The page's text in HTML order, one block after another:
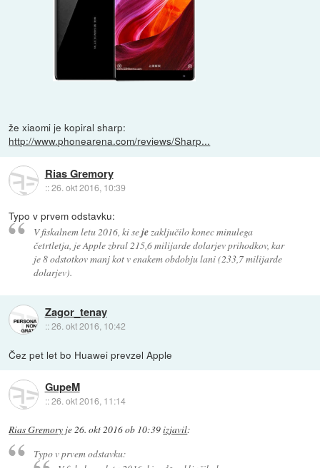
že xiaomi je kopiral sharp:
http://www.phonearena.com/reviews/Sharp...
Rias Gremory
::26. okt 2016, 10:39
Typo v prvem odstavku:
V fiskalnem letu 2016, ki sejezaključilo konec minulega
četrtletja, je Apple zbral 215,6 milijarde dolarjev prihodkov, kar
je 8 odstotkov manj kot v enakem obdobju lani (233,7 milijarde
dolarjev).
Zagor_tenay
::26. okt 2016, 10:42
Čez pet let bo Huawei prevzel Apple
GupeM
::26. okt 2016, 11:14
Rias Gremory je26. okt 2016 ob 10:39izjavil:
Typo v prvem odstavku: